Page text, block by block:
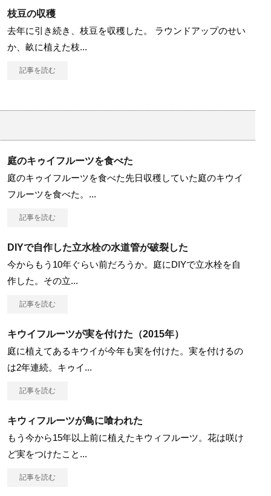
枝豆の収穫
去年に引き続き、枝豆を収穫した。 ラウンドアップのせい
か、畝に植えた枝...
記事を読む
庭のキゥイフルーツを食べた
庭のキゥイフルーツを食べた先日収穫していた庭のキウイ
フルーツを食べた。...
記事を読む
DIYで自作した立水栓の水道管が破裂した
今からもう10年ぐらい前だろうか。庭にDIYで立水栓を自
作した。その立...
記事を読む
キウイフルーツが実を付けた（2015年）
庭に植えてあるキウイが今年も実を付けた。実を付けるの
は2年連続。キゥイ...
記事を読む
キウィフルーツが鳥に喰われた
もう今から15年以上前に植えたキウィフルーツ。花は咲け
ど実をつけたこと...
記事を読む